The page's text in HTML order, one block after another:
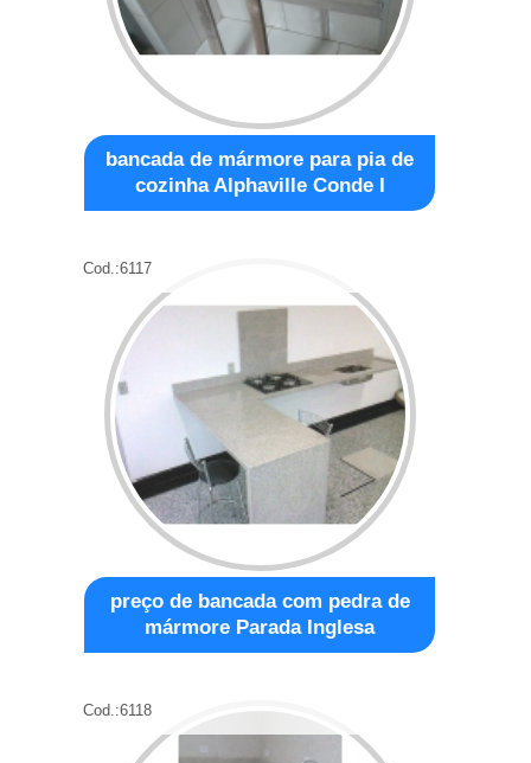
bancada de mármore para pia de
cozinha Alphaville Conde I
Cod.:6117
preço de bancada com pedra de
mármore Parada Inglesa
Cod.:6118